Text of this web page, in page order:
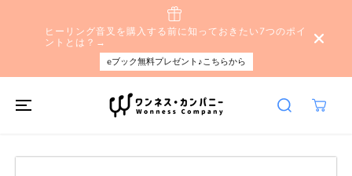
ヒーリング音叉を購入する前に知っておきたい7つのポイ
ントとは？→
eブック無料プレゼント♪こちらから